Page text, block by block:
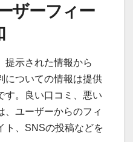
ザーフィー
提示された情報から
についての情報は提供
す。良い口コミ、悪い
、ユーザーからのフィ
ト、SNSの投稿などを